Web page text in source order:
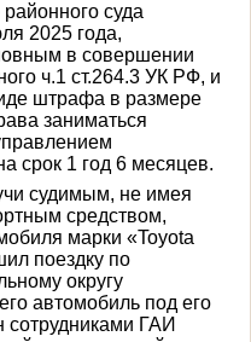
суда
2025 года,
в совершении
ч.1 ст.264.3 УК РФ, и
штрафа в размере
заниматься
срок 1 год 6 месяцев.
судимым, не имея
средством,
марки «Toyota
поездку по
округу
автомобиль под его
ГАИ